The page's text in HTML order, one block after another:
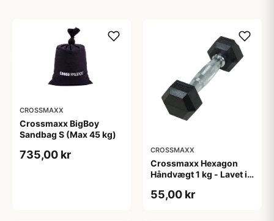
CROSSMAXX
Crossmaxx BigBoy
Sandbag S (Max 45 kg)
735,00 kr CROSSMAXX
Crossmaxx Hexagon
Håndvægt 1 kg - Lavet i
gummi - Riflet håndtag
55,00 kr